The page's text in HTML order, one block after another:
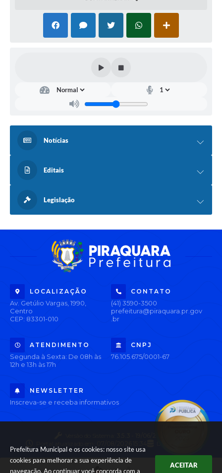
Prefeitura Municipal e os cookies: nosso site usa
cookies para melhorar a sua experiência de
navegação. Ao continuar você concorda com a
ACEITAR
Notícias
Editais
Legislação
LOCALIZAÇÃO
Av. Getúlio Vargas, 1990,
Centro
CEP: 83301-010
CONTATO
(41) 3590-3500
prefeitura@piraquara.pr.gov
.br
ATENDIMENTO
Segunda à Sexta: De 08h às
12h e 13h às 17h
CNPJ
76.105.675/0001-67
NEWSLETTER
Inscreva-se e receba informativos